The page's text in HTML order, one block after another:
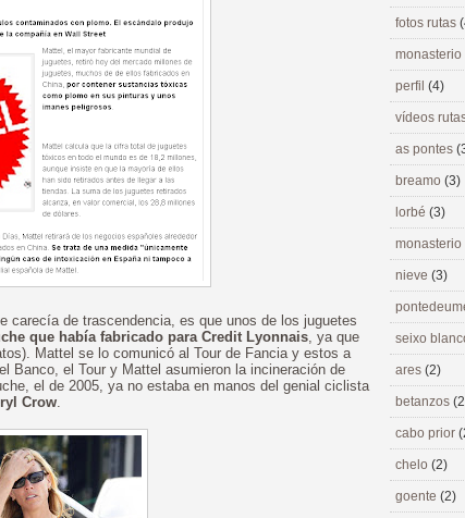
carecía de trascendencia, es que unos de los juguetes
que había fabricado para Credit Lyonnais, ya que
Mattel se lo comunicó al Tour de Fancia y estos a
Banco, el Tour y Mattel asumieron la incineración de
el de 2005, ya no estaba en manos del genial ciclista
Crow.
fotos rutas
perfil (4)
vídeos
as pontes
breamo (3)
lorbé (3)
nieve (3)
seixo
ares (2)
betanzos
cabo prior
chelo (2)
goente (2)